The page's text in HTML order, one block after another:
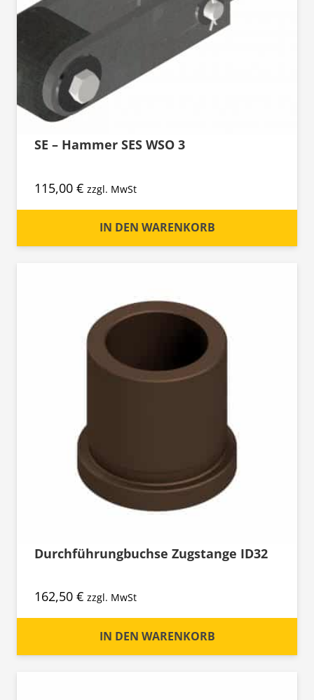
SE – Hammer SES WSO 3
115,00 € zzgl. MwSt
IN DEN WARENKORB
Durchführungbuchse Zugstange ID32
162,50 € zzgl. MwSt
IN DEN WARENKORB